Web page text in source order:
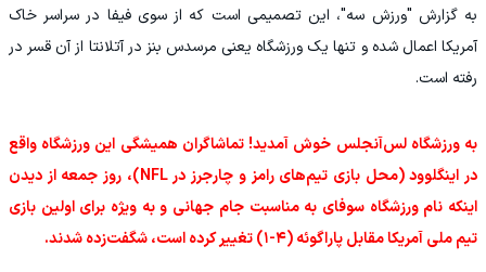
به گزارش "ورزش سه"، این تصمیمی است که از سوی فیفا در سراسر خاک
آمریکا اعمال شده و تنها یک ورزشگاه یعنی مرسدس بنز در آتلانتا از آن قسر در
رفته است.
به ورزشگاه لس‌آنجلس خوش آمدید! تماشاگران همیشگی این ورزشگاه واقع
در اینگلوود (محل بازی تیم‌های رامز و چارجرز در NFL)، روز جمعه از دیدن
اینکه نام ورزشگاه سوفای به مناسبت جام جهانی و به ویژه برای اولین بازی
تیم ملی آمریکا مقابل پاراگوئه (۴-۱) تغییر کرده است، شگفت‌زده شدند.